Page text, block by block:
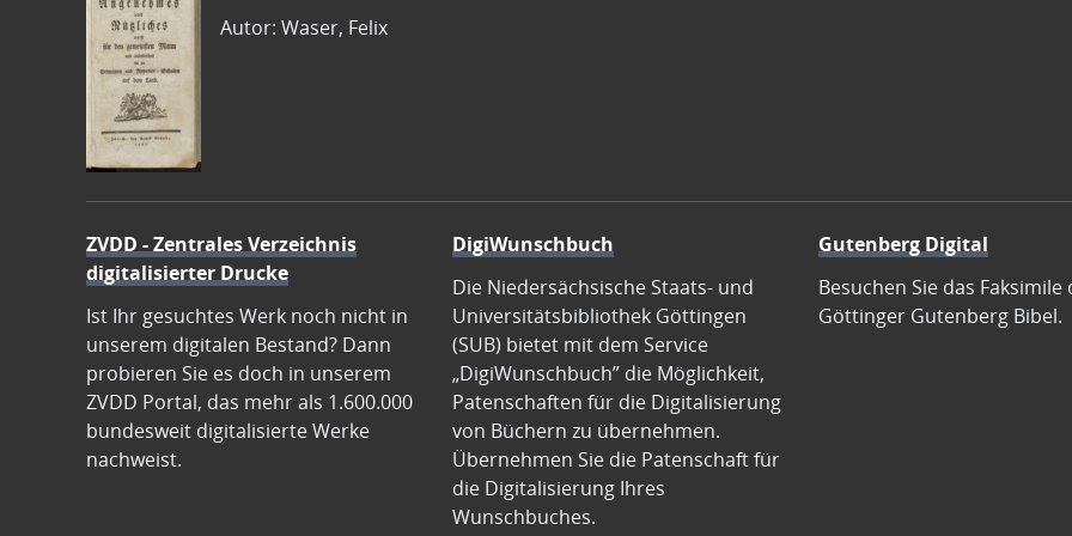
Autor: Waser, Felix
ZVDD - Zentrales Verzeichnis
digitalisierter Drucke
Ist Ihr gesuchtes Werk noch nicht in
unserem digitalen Bestand? Dann
probieren Sie es doch in unserem
ZVDD Portal, das mehr als 1.600.000
bundesweit digitalisierte Werke
nachweist.
DigiWunschbuch
Die Niedersächsische Staats- und
Universitätsbibliothek Göttingen
(SUB) bietet mit dem Service
„DigiWunschbuch” die Möglichkeit,
Patenschaften für die Digitalisierung
von Büchern zu übernehmen.
Übernehmen Sie die Patenschaft für
die Digitalisierung Ihres
Wunschbuches.
Gutenberg Digital
Besuchen Sie das Faksimile
Göttinger Gutenberg Bibel.